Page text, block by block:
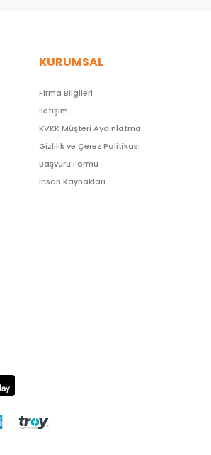
KURUMSAL
Firma Bilgileri
İletişim
KVKK Müşteri Aydınlatma
Gizlilik ve Çerez Politikası
Başvuru Formu
İnsan Kaynakları